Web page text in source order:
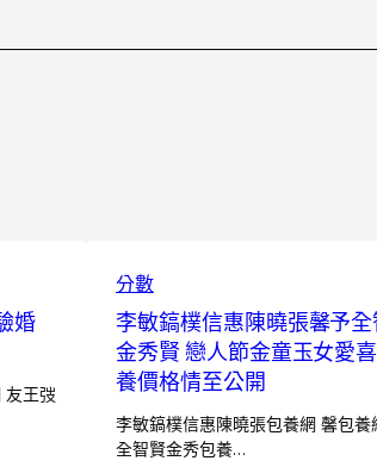
婚
友王弢
分數
李敏鎬樸信惠陳曉張馨予
金秀賢 戀人節金童玉女愛
養價格情至公開
李敏鎬樸信惠陳曉張包養網 馨包養
全智賢金秀包養…